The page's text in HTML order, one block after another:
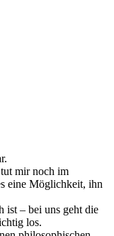
mir noch im
eine Möglichkeit, ihn
ist – bei uns geht die
los.